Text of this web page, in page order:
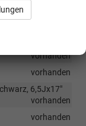
vorhanden
vorhanden
vorhanden
6,5Jx17"
vorhanden
vorhanden